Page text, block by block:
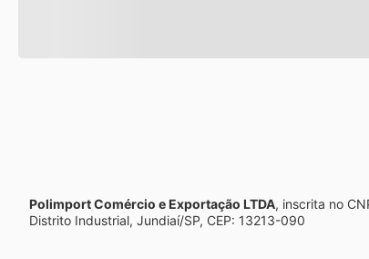
Polimport Comércio e Exportação LTDA, inscrita no
Distrito Industrial, Jundiaí/SP, CEP: 13213-090